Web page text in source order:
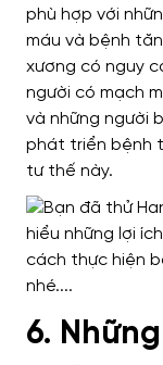
phù hợp với
máu và bệnh
xương có nguy
người có mạch
và những người
phát triển bệnh
tư thế này.
6.